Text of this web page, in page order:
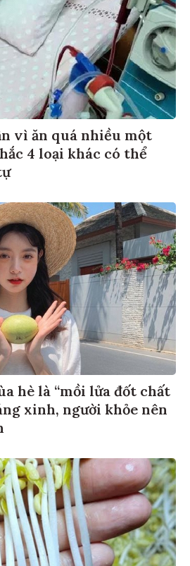
vì ăn quá nhiều một
4 loại khác có thể
hè là “mồi lửa đốt chất
xinh, người khỏe nên